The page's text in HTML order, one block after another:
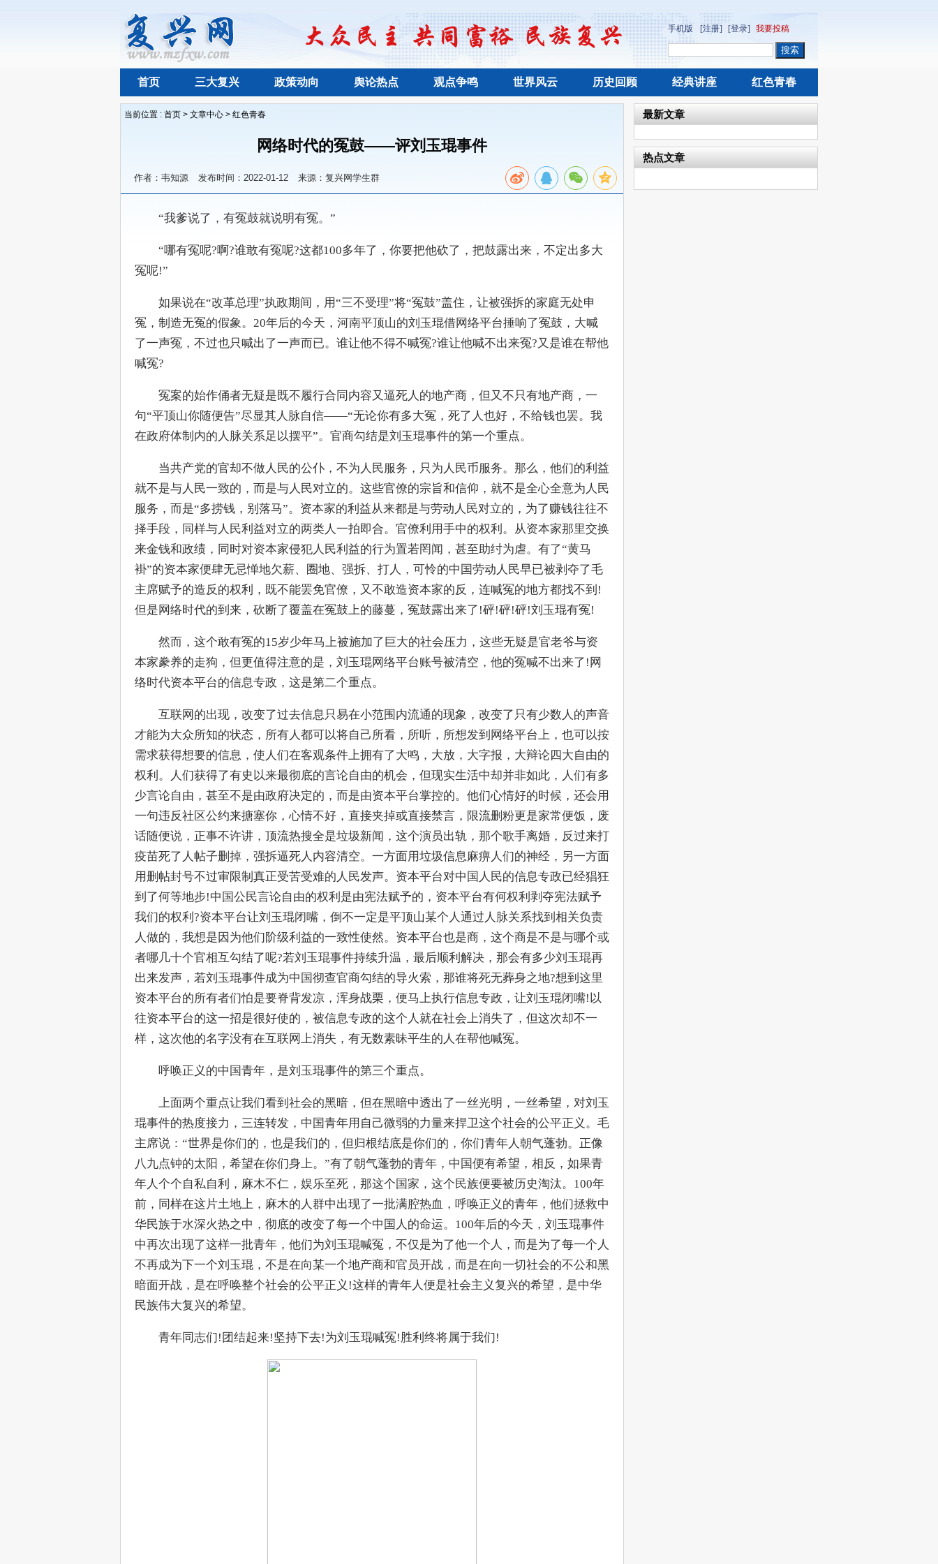
手机版 [注册] [登录] 我要投稿
首页 三大复兴 政策动向 舆论热点 观点争鸣 世界风云 历史回顾 经典讲座 红色青春
当前位置 : 首页 > 文章中心 > 红色青春
网络时代的冤鼓——评刘玉琨事件
作者：韦知源 发布时间：2022-01-12 来源：复兴网学生群
“我爹说了，有冤鼓就说明有冤。”
“哪有冤呢?啊?谁敢有冤呢?这都100多年了，你要把他砍了，把鼓露出来，不定出多大
冤呢!”
如果说在“改革总理”执政期间，用“三不受理”将“冤鼓”盖住，让被强拆的家庭无处申
冤，制造无冤的假象。20年后的今天，河南平顶山的刘玉琨借网络平台捶响了冤鼓，大喊
了一声冤，不过也只喊出了一声而已。谁让他不得不喊冤?谁让他喊不出来冤?又是谁在帮他
喊冤?
冤案的始作俑者无疑是既不履行合同内容又逼死人的地产商，但又不只有地产商，一
句“平顶山你随便告”尽显其人脉自信——“无论你有多大冤，死了人也好，不给钱也罢。我
在政府体制内的人脉关系足以摆平”。官商勾结是刘玉琨事件的第一个重点。
当共产党的官却不做人民的公仆，不为人民服务，只为人民币服务。那么，他们的利益
就不是与人民一致的，而是与人民对立的。这些官僚的宗旨和信仰，就不是全心全意为人民
服务，而是“多捞钱，别落马”。资本家的利益从来都是与劳动人民对立的，为了赚钱往往不
择手段，同样与人民利益对立的两类人一拍即合。官僚利用手中的权利。从资本家那里交换
来金钱和政绩，同时对资本家侵犯人民利益的行为置若罔闻，甚至助纣为虐。有了“黄马
褂”的资本家便肆无忌惮地欠薪、圈地、强拆、打人，可怜的中国劳动人民早已被剥夺了毛
主席赋予的造反的权利，既不能罢免官僚，又不敢造资本家的反，连喊冤的地方都找不到!
但是网络时代的到来，砍断了覆盖在冤鼓上的藤蔓，冤鼓露出来了!砰!砰!砰!刘玉琨有冤!
然而，这个敢有冤的15岁少年马上被施加了巨大的社会压力，这些无疑是官老爷与资
本家豢养的走狗，但更值得注意的是，刘玉琨网络平台账号被清空，他的冤喊不出来了!网
络时代资本平台的信息专政，这是第二个重点。
互联网的出现，改变了过去信息只易在小范围内流通的现象，改变了只有少数人的声音
才能为大众所知的状态，所有人都可以将自己所看，所听，所想发到网络平台上，也可以按
需求获得想要的信息，使人们在客观条件上拥有了大鸣，大放，大字报，大辩论四大自由的
权利。人们获得了有史以来最彻底的言论自由的机会，但现实生活中却并非如此，人们有多
少言论自由，甚至不是由政府决定的，而是由资本平台掌控的。他们心情好的时候，还会用
一句违反社区公约来搪塞你，心情不好，直接夹掉或直接禁言，限流删粉更是家常便饭，废
话随便说，正事不许讲，顶流热搜全是垃圾新闻，这个演员出轨，那个歌手离婚，反过来打
疫苗死了人帖子删掉，强拆逼死人内容清空。一方面用垃圾信息麻痹人们的神经，另一方面
用删帖封号不过审限制真正受苦受难的人民发声。资本平台对中国人民的信息专政已经猖狂
到了何等地步!中国公民言论自由的权利是由宪法赋予的，资本平台有何权利剥夺宪法赋予
我们的权利?资本平台让刘玉琨闭嘴，倒不一定是平顶山某个人通过人脉关系找到相关负责
人做的，我想是因为他们阶级利益的一致性使然。资本平台也是商，这个商是不是与哪个或
者哪几十个官相互勾结了呢?若刘玉琨事件持续升温，最后顺利解决，那会有多少刘玉琨再
出来发声，若刘玉琨事件成为中国彻查官商勾结的导火索，那谁将死无葬身之地?想到这里
资本平台的所有者们怕是要脊背发凉，浑身战栗，便马上执行信息专政，让刘玉琨闭嘴!以
往资本平台的这一招是很好使的，被信息专政的这个人就在社会上消失了，但这次却不一
样，这次他的名字没有在互联网上消失，有无数素昧平生的人在帮他喊冤。
呼唤正义的中国青年，是刘玉琨事件的第三个重点。
上面两个重点让我们看到社会的黑暗，但在黑暗中透出了一丝光明，一丝希望，对刘玉
琨事件的热度接力，三连转发，中国青年用自己微弱的力量来捍卫这个社会的公平正义。毛
主席说：“世界是你们的，也是我们的，但归根结底是你们的，你们青年人朝气蓬勃。正像
八九点钟的太阳，希望在你们身上。”有了朝气蓬勃的青年，中国便有希望，相反，如果青
年人个个自私自利，麻木不仁，娱乐至死，那这个国家，这个民族便要被历史淘汰。100年
前，同样在这片土地上，麻木的人群中出现了一批满腔热血，呼唤正义的青年，他们拯救中
华民族于水深火热之中，彻底的改变了每一个中国人的命运。100年后的今天，刘玉琨事件
中再次出现了这样一批青年，他们为刘玉琨喊冤，不仅是为了他一个人，而是为了每一个人
不再成为下一个刘玉琨，不是在向某一个地产商和官员开战，而是在向一切社会的不公和黑
暗面开战，是在呼唤整个社会的公平正义!这样的青年人便是社会主义复兴的希望，是中华
民族伟大复兴的希望。
青年同志们!团结起来!坚持下去!为刘玉琨喊冤!胜利终将属于我们!
最新文章
热点文章